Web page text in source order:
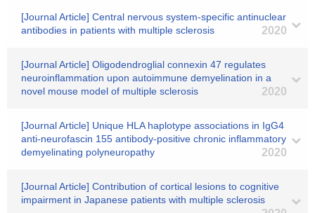
[Journal Article] Central nervous system-specific antinuclear
antibodies in patients with multiple sclerosis
2020
[Journal Article] Oligodendroglial connexin 47 regulates
neuroinflammation upon autoimmune demyelination in a
novel mouse model of multiple sclerosis
2020
[Journal Article] Unique HLA haplotype associations in IgG4
anti-neurofascin 155 antibody-positive chronic inflammatory
demyelinating polyneuropathy
2020
[Journal Article] Contribution of cortical lesions to cognitive
impairment in Japanese patients with multiple sclerosis